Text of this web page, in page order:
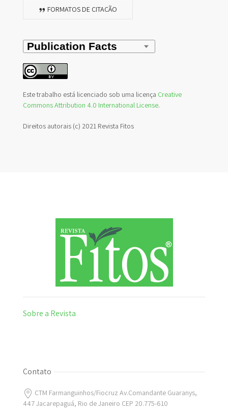
FORMATOS DE CITAÇÃO
Este trabalho está licenciado sob uma licença Creative
Commons Attribution 4.0 International License.
Direitos autorais (c) 2021 Revista Fitos
Sobre a Revista
Contato
CTM Farmanguinhos/Fiocruz Av.Comandante Guaranys,
447 Jacarepaguá, Rio de Janeiro CEP 20.775-610